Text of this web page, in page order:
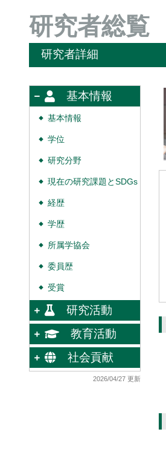
研究者総覧
研究者詳細
基本情報
◆ 基本情報
◆ 学位
◆ 研究分野
◆ 現在の研究課題とSDGs
◆ 経歴
◆ 学歴
◆ 所属学協会
◆ 委員歴
◆ 受賞
研究活動
教育活動
社会貢献
2026/04/27 更新